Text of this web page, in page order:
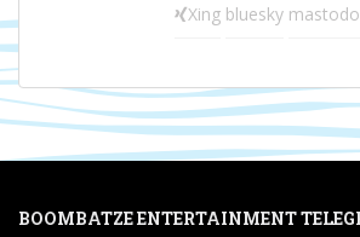
Xing bluesky
BOOMBATZE ENTERTAINMENT